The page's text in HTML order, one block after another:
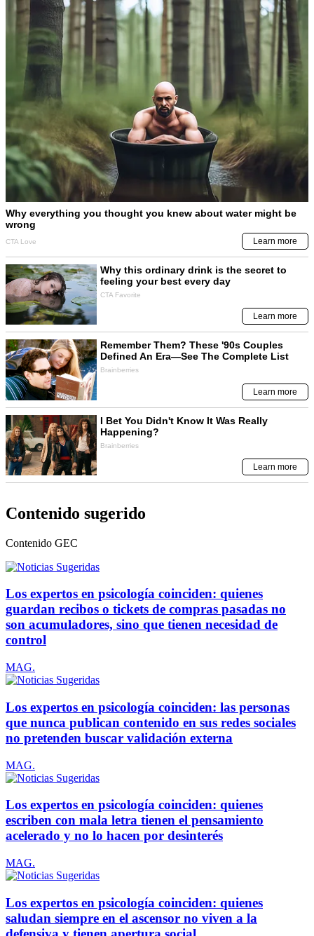
Contenido sugerido
Contenido GEC
Los expertos en psicología coinciden: quienes
guardan recibos o tickets de compras pasadas no
son acumuladores, sino que tienen necesidad de
control
MAG.
Los expertos en psicología coinciden: las personas
que nunca publican contenido en sus redes sociales
no pretenden buscar validación externa
MAG.
Los expertos en psicología coinciden: quienes
escriben con mala letra tienen el pensamiento
acelerado y no lo hacen por desinterés
MAG.
Los expertos en psicología coinciden: quienes
saludan siempre en el ascensor no viven a la